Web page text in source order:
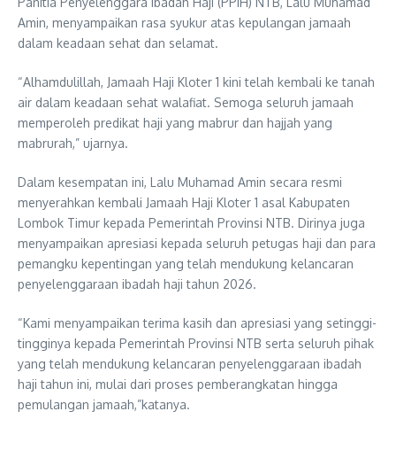
Amin, menyampaikan rasa syukur atas kepulangan jamaah
dalam keadaan sehat dan selamat.
“Alhamdulillah, Jamaah Haji Kloter 1 kini telah kembali ke tanah
air dalam keadaan sehat walafiat. Semoga seluruh jamaah
memperoleh predikat haji yang mabrur dan hajjah yang
mabrurah,” ujarnya.
Dalam kesempatan ini, Lalu Muhamad Amin secara resmi
menyerahkan kembali Jamaah Haji Kloter 1 asal Kabupaten
Lombok Timur kepada Pemerintah Provinsi NTB. Dirinya juga
menyampaikan apresiasi kepada seluruh petugas haji dan para
pemangku kepentingan yang telah mendukung kelancaran
penyelenggaraan ibadah haji tahun 2026.
“Kami menyampaikan terima kasih dan apresiasi yang setinggi-
tingginya kepada Pemerintah Provinsi NTB serta seluruh pihak
yang telah mendukung kelancaran penyelenggaraan ibadah
haji tahun ini, mulai dari proses pemberangkatan hingga
pemulangan jamaah,”katanya.